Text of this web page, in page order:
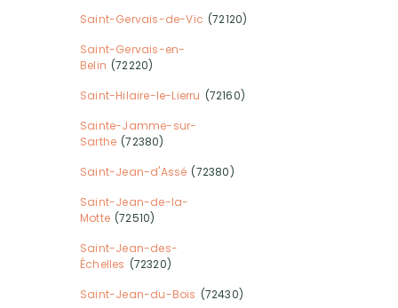
Saint-Gervais-de-Vic (72120)
Saint-Gervais-en-
Belin (72220)
Saint-Hilaire-le-Lierru (72160)
Sainte-Jamme-sur-
Sarthe (72380)
Saint-Jean-d'Assé (72380)
Saint-Jean-de-la-
Motte (72510)
Saint-Jean-des-
Échelles (72320)
Saint-Jean-du-Bois (72430)